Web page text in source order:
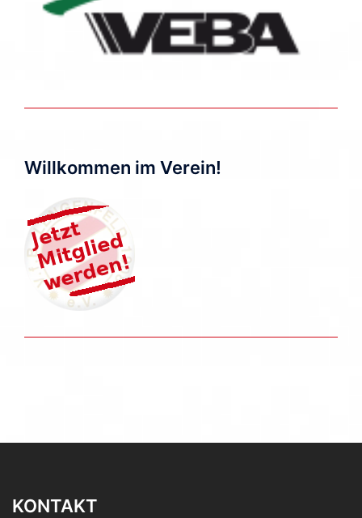
Willkommen im Verein!
KONTAKT